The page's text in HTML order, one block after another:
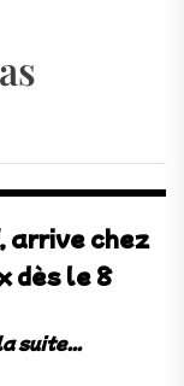
arrive chez
dès le 8